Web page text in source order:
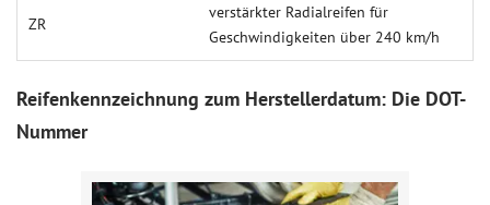
ZR
verstärkter Radialreifen für
Geschwindigkeiten über 240 km/h
Reifenkennzeichnung zum Herstellerdatum: Die DOT-
Nummer